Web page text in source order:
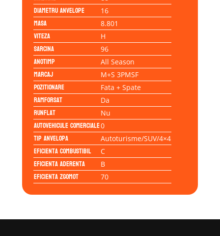
Diametru anvelope 16
Masa 8.801
Viteza H
Sarcina 96
Anotimp All Season
Marcaj M+S 3PMSF
Pozitionare Fata + Spate
Ramforsat Da
Runflat Nu
Autovehicule comerciale0
Tip anvelopa Autoturisme/SUV/4×4
Eficienta Combustibil C
Eficienta Aderenta B
Eficienta Zgomot 70